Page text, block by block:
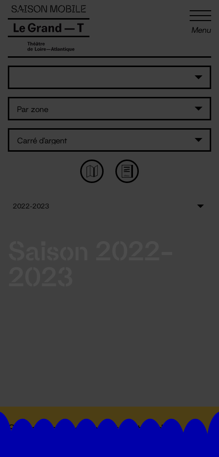
Menu
Suivez toutes les actualités du
Panneau de gestion des cookies